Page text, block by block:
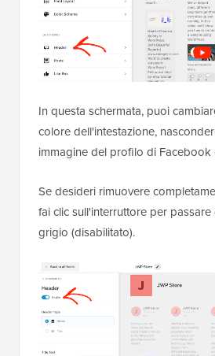
In questa schermata, puoi
colore dell'intestazione,
immagine del profilo di Facebook
Se desideri rimuovere
fai clic sull'interruttore per
grigio (disabilitato).